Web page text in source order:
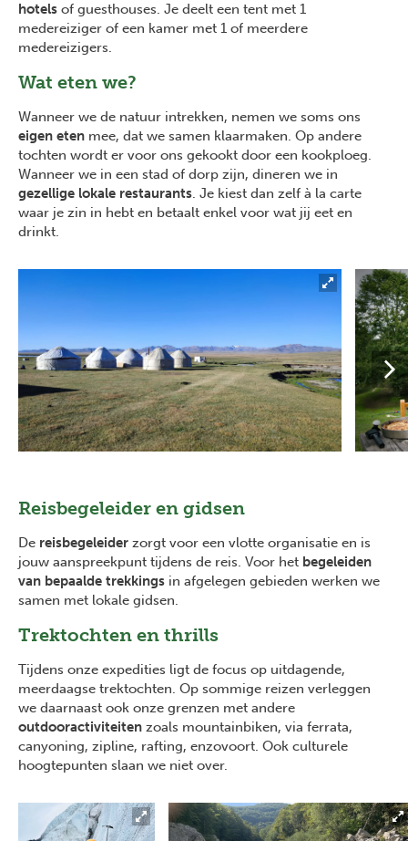
hotels of guesthouses. Je deelt een tent met 1
medereiziger of een kamer met 1 of meerdere
medereizigers.
Wat eten we?
Wanneer we de natuur intrekken, nemen we soms ons
eigen eten mee, dat we samen klaarmaken. Op andere
tochten wordt er voor ons gekookt door een kookploeg.
Wanneer we in een stad of dorp zijn, dineren we in
gezellige lokale restaurants. Je kiest dan zelf à la carte
waar je zin in hebt en betaalt enkel voor wat jij eet en
drinkt.
Reisbegeleider en gidsen
De reisbegeleider zorgt voor een vlotte organisatie en is
jouw aanspreekpunt tijdens de reis. Voor het begeleiden
van bepaalde trekkings in afgelegen gebieden werken we
samen met lokale gidsen.
Trektochten en thrills
Tijdens onze expedities ligt de focus op uitdagende,
meerdaagse trektochten. Op sommige reizen verleggen
we daarnaast ook onze grenzen met andere
outdooractiviteiten zoals mountainbiken, via ferrata,
canyoning, zipline, rafting, enzovoort. Ook culturele
hoogtepunten slaan we niet over.